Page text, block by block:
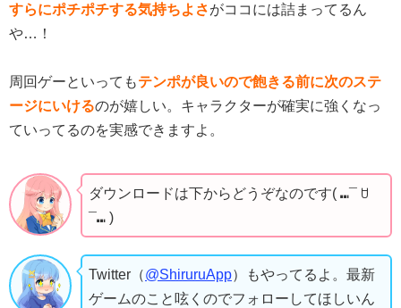
すらにポチポチする気持ちよさがココには詰まってるん
や…！
周回ゲーといってもテンポが良いので飽きる前に次のステ
ージにいけるのが嬉しい。キャラクターが確実に強くなっ
ていってるのを実感できますよ。
ダウンロードは下からどうぞなのです( ⑉¯ ꇴ
¯⑉ )
Twitter（@ShiruruApp）もやってるよ。最新
ゲームのこと呟くのでフォローしてほしいん